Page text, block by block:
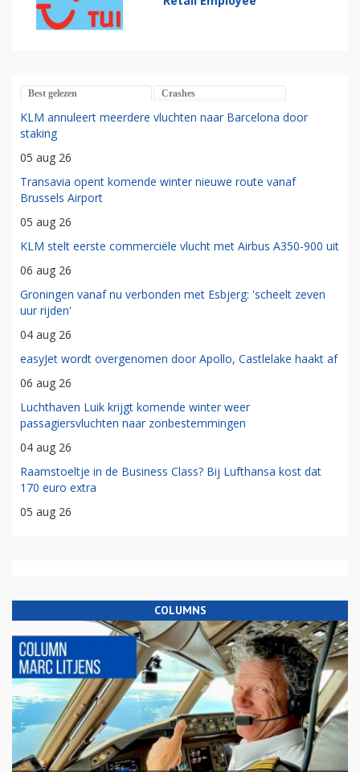
Best gelezen Crashes
KLM annuleert meerdere vluchten naar Barcelona door
staking
05 aug 26
Transavia opent komende winter nieuwe route vanaf
Brussels Airport
05 aug 26
KLM stelt eerste commerciële vlucht met Airbus A350-900 uit
06 aug 26
Groningen vanaf nu verbonden met Esbjerg: 'scheelt zeven
uur rijden'
04 aug 26
easyJet wordt overgenomen door Apollo, Castlelake haakt af
06 aug 26
Luchthaven Luik krijgt komende winter weer
passagiersvluchten naar zonbestemmingen
04 aug 26
Raamstoeltje in de Business Class? Bij Lufthansa kost dat
170 euro extra
05 aug 26
COLUMNS